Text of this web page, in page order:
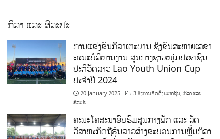
ກິລາ ແລະ ສິລະປະ
ການແຂ່ງຂັນກິລາເຕະບານ ຊິງຂັນສະຫາຍເລຂາ
ຄະນະບໍລິຫານງານ ສູນກາງຊາວໜຸ່ມປະຊາຊົນ
ປະຕິວັດລາວ Lao Youth Union Cup
ປະຈຳປີ 2024
20 January 2025 3 ອົງການຈັດຕັ້ງມະຫາຊົນ ,ກິລາ ແລະ
ສິລະປະ
ຄະນະໂຄສະນາອົບຮົມສູນກາງພັກ ແລະ ລັດ
ວິສາຫະກິດຖືຮຸ້ນລາວສ້າງຂະບວນການຫຼີ້ນກິລາ